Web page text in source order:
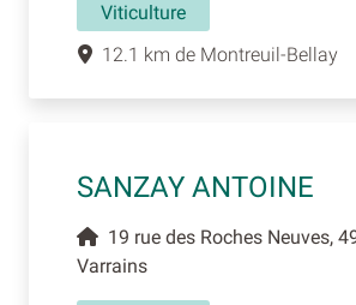
Viticulture
12.1 km de Montreuil-Bellay
SANZAY ANTOINE
19 rue des Roches Neuves,
Varrains